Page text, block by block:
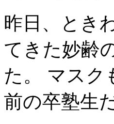
昨日、とき
てきた妙齢
た。 マスク
前の卒塾生